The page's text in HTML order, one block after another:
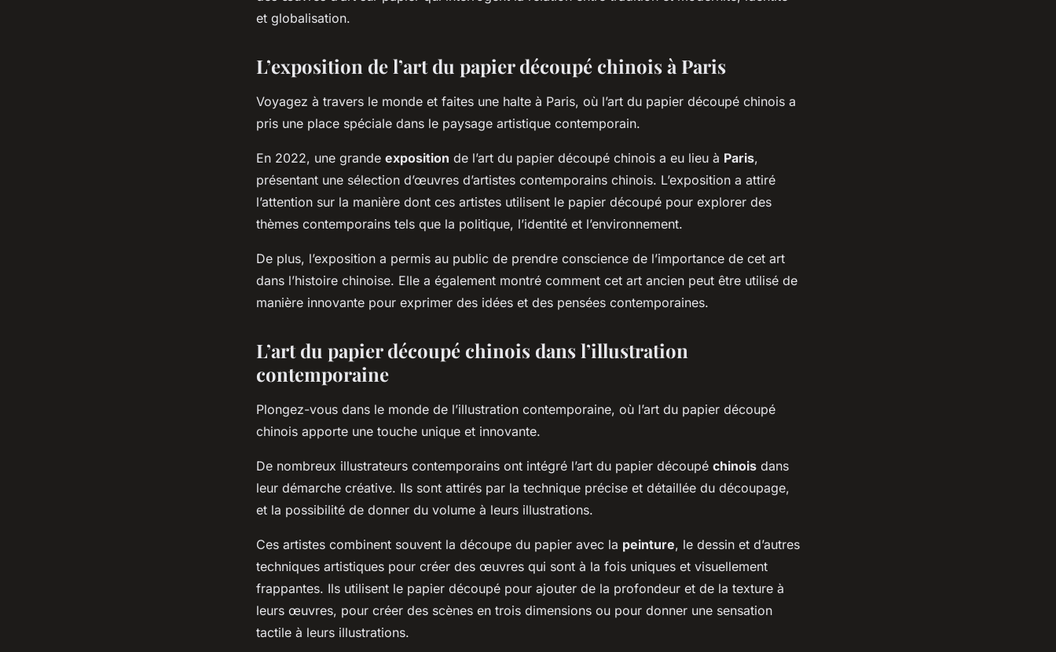
et globalisation.
L’exposition de l’art du papier découpé chinois à Paris
Voyagez à travers le monde et faites une halte à Paris, où l’art du papier découpé chinois a
pris une place spéciale dans le paysage artistique contemporain.
En 2022, une grande exposition de l’art du papier découpé chinois a eu lieu à Paris,
présentant une sélection d’œuvres d’artistes contemporains chinois. L’exposition a attiré
l’attention sur la manière dont ces artistes utilisent le papier découpé pour explorer des
thèmes contemporains tels que la politique, l’identité et l’environnement.
De plus, l’exposition a permis au public de prendre conscience de l’importance de cet art
dans l’histoire chinoise. Elle a également montré comment cet art ancien peut être utilisé de
manière innovante pour exprimer des idées et des pensées contemporaines.
L’art du papier découpé chinois dans l’illustration
contemporaine
Plongez-vous dans le monde de l’illustration contemporaine, où l’art du papier découpé
chinois apporte une touche unique et innovante.
De nombreux illustrateurs contemporains ont intégré l’art du papier découpé chinois dans
leur démarche créative. Ils sont attirés par la technique précise et détaillée du découpage,
et la possibilité de donner du volume à leurs illustrations.
Ces artistes combinent souvent la découpe du papier avec la peinture, le dessin et d’autres
techniques artistiques pour créer des œuvres qui sont à la fois uniques et visuellement
frappantes. Ils utilisent le papier découpé pour ajouter de la profondeur et de la texture à
leurs œuvres, pour créer des scènes en trois dimensions ou pour donner une sensation
tactile à leurs illustrations.